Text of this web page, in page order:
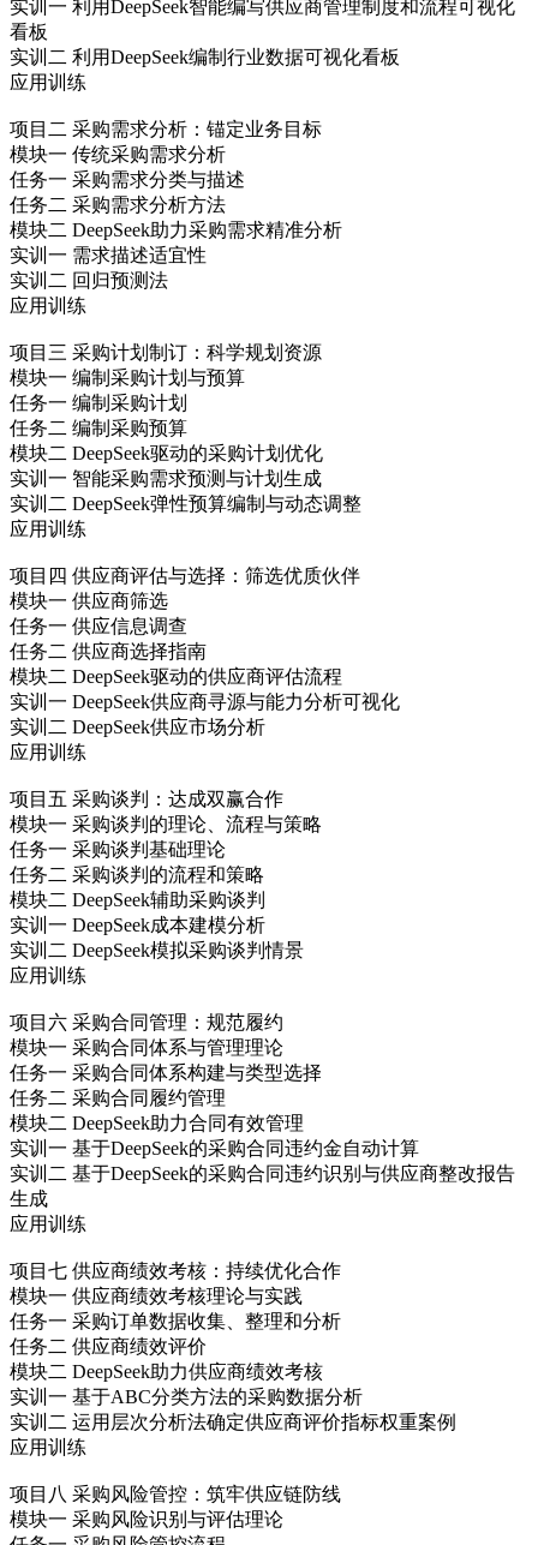
实训一 利用DeepSeek智能编写供应商管理制度和流程可视化
看板
实训二 利用DeepSeek编制行业数据可视化看板
应用训练
项目二 采购需求分析：锚定业务目标
模块一 传统采购需求分析
任务一 采购需求分类与描述
任务二 采购需求分析方法
模块二 DeepSeek助力采购需求精准分析
实训一 需求描述适宜性
实训二 回归预测法
应用训练
项目三 采购计划制订：科学规划资源
模块一 编制采购计划与预算
任务一 编制采购计划
任务二 编制采购预算
模块二 DeepSeek驱动的采购计划优化
实训一 智能采购需求预测与计划生成
实训二 DeepSeek弹性预算编制与动态调整
应用训练
项目四 供应商评估与选择：筛选优质伙伴
模块一 供应商筛选
任务一 供应信息调查
任务二 供应商选择指南
模块二 DeepSeek驱动的供应商评估流程
实训一 DeepSeek供应商寻源与能力分析可视化
实训二 DeepSeek供应市场分析
应用训练
项目五 采购谈判：达成双赢合作
模块一 采购谈判的理论、流程与策略
任务一 采购谈判基础理论
任务二 采购谈判的流程和策略
模块二 DeepSeek辅助采购谈判
实训一 DeepSeek成本建模分析
实训二 DeepSeek模拟采购谈判情景
应用训练
项目六 采购合同管理：规范履约
模块一 采购合同体系与管理理论
任务一 采购合同体系构建与类型选择
任务二 采购合同履约管理
模块二 DeepSeek助力合同有效管理
实训一 基于DeepSeek的采购合同违约金自动计算
实训二 基于DeepSeek的采购合同违约识别与供应商整改报告
生成
应用训练
项目七 供应商绩效考核：持续优化合作
模块一 供应商绩效考核理论与实践
任务一 采购订单数据收集、整理和分析
任务二 供应商绩效评价
模块二 DeepSeek助力供应商绩效考核
实训一 基于ABC分类方法的采购数据分析
实训二 运用层次分析法确定供应商评价指标权重案例
应用训练
项目八 采购风险管控：筑牢供应链防线
模块一 采购风险识别与评估理论